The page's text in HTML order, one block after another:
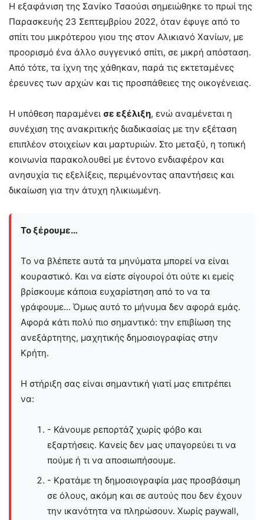
Η εξαφάνιση της Σανίκο Τσαούσι σημειώθηκε το πρωί της
Παρασκευής 23 Σεπτεμβρίου 2022, όταν έφυγε από το
σπίτι του μικρότερου γιου της στον Αλικιανό Χανίων, με
προορισμό ένα άλλο συγγενικό σπίτι, σε μικρή απόσταση.
Από τότε, τα ίχνη της χάθηκαν, παρά τις εκτεταμένες
έρευνες των αρχών και τις προσπάθειες της οικογένειας.
Η υπόθεση παραμένει σε εξέλιξη, ενώ αναμένεται η
συνέχιση της ανακριτικής διαδικασίας με την εξέταση
επιπλέον στοιχείων και μαρτυριών. Στο μεταξύ, η τοπική
κοινωνία παρακολουθεί με έντονο ενδιαφέρον και
ανησυχία τις εξελίξεις, περιμένοντας απαντήσεις και
δικαίωση για την άτυχη ηλικιωμένη.
Το ξέρουμε…
Το να βλέπετε αυτά τα μηνύματα μπορεί να είναι
κουραστικό. Και να είστε σίγουροί ότι ούτε κι εμείς
βρίσκουμε κάποια ευχαρίστηση από το να τα
γράφουμε... Όμως αυτό το μήνυμα δεν αφορά εμάς.
Αφορά κάτι πολύ πιο σημαντικό: την επιβίωση της
ανεξάρτητης, μαχητικής δημοσιογραφίας στην
Kρήτη.
Η στήριξη σας είναι σημαντική γιατί μας επιτρέπει
να:
- Κάνουμε ρεπορτάζ χωρίς φόβο και
εξαρτήσεις. Κανείς δεν μας υπαγορεύει τι να
πούμε ή τι να αποσιωπήσουμε.
- Κρατάμε τη δημοσιογραφία μας προσβάσιμη
σε όλους, ακόμη και σε αυτούς που δεν έχουν
την ικανότητα να πληρώσουν. Χωρίς paywall,